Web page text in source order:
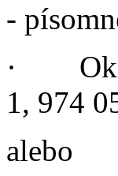
-
·
1, 974
alebo